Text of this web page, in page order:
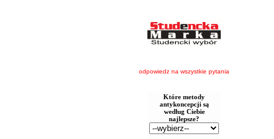
odpowiedz na wszystkie pytania